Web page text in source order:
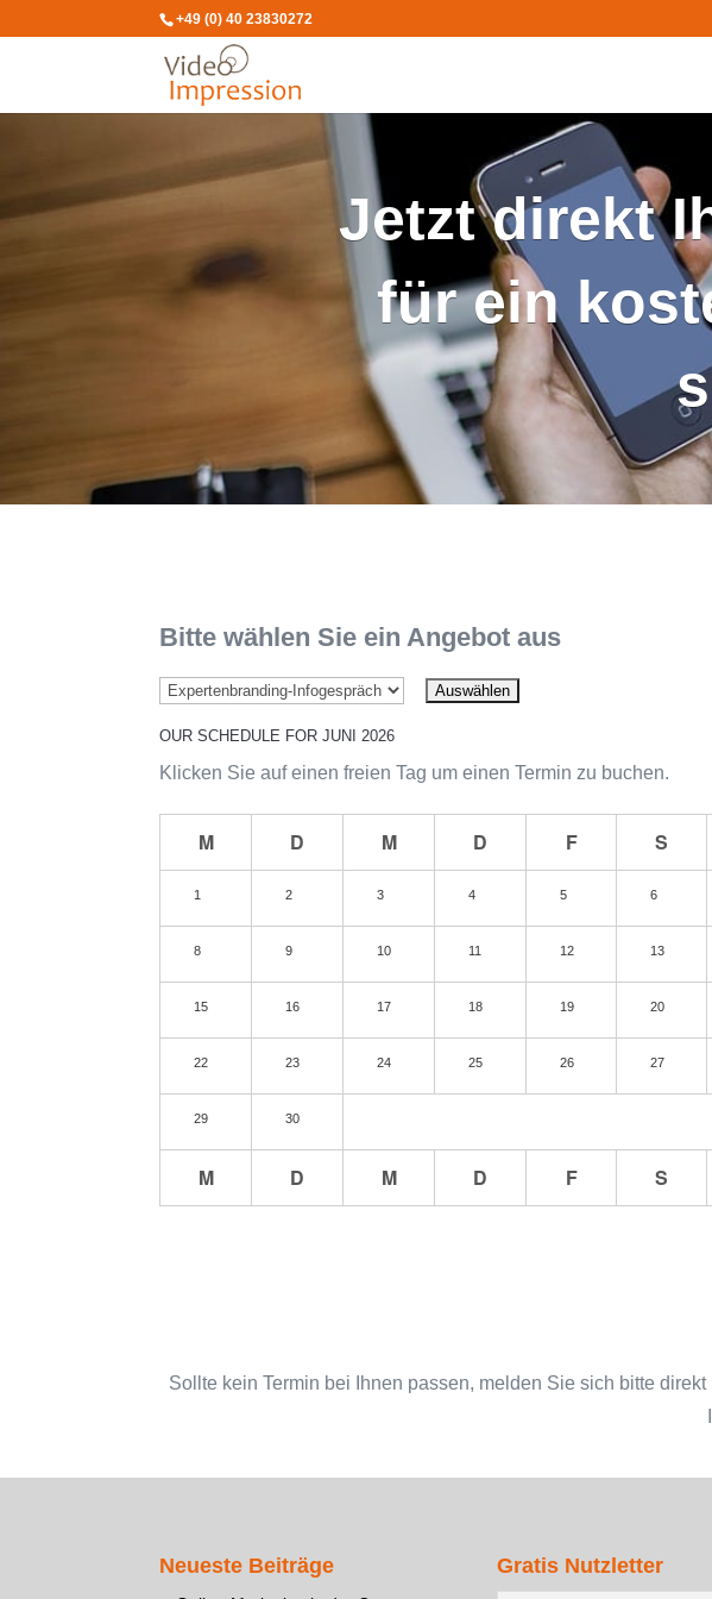
+49 (0) 40 23830272
Jetzt direkt
für ein
Bitte wählen Sie ein Angebot aus
OUR SCHEDULE FOR JUNI 2026
Klicken Sie auf einen freien Tag um einen Termin zu buchen.
M D M D F S
1 2 3 4 5 6
8 9 10 11 12 13
15 16 17 18 19 20
22 23 24 25 26 27
29 30
M D M D F S
Sollte kein Termin bei Ihnen passen, melden Sie sich bitte direkt
Neueste Beiträge Gratis Nutzletter